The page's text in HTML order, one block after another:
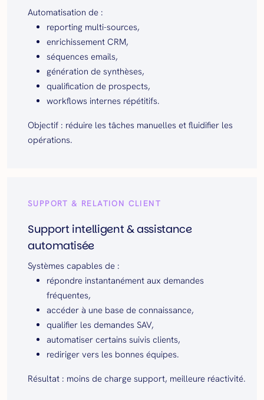
Automatisation de :
reporting multi-sources,
enrichissement CRM,
séquences emails,
génération de synthèses,
qualification de prospects,
workflows internes répétitifs.
Objectif : réduire les tâches manuelles et fluidifier les
opérations.
SUPPORT & RELATION CLIENT
Support intelligent & assistance
automatisée
Systèmes capables de :
répondre instantanément aux demandes
fréquentes,
accéder à une base de connaissance,
qualifier les demandes SAV,
automatiser certains suivis clients,
rediriger vers les bonnes équipes.
Résultat : moins de charge support, meilleure réactivité.